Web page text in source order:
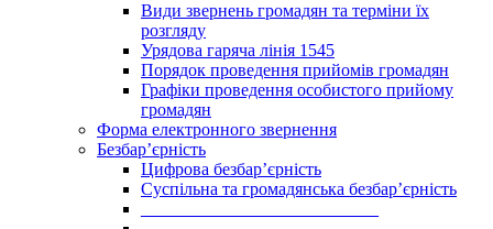
Види звернень громадян та терміни їх
розгляду
Урядова гаряча лінія 1545
Порядок проведення прийомів громадян
Графіки проведення особистого прийому
громадян
Форма електронного звернення
Безбар’єрність
Цифрова безбар’єрність
Суспільна та громадянська безбар’єрність